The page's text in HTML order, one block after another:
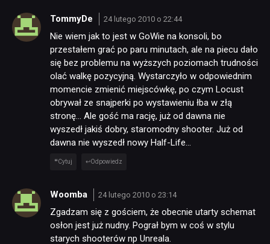
TommyDe 24 lutego 2010 o 22:44
Nie wiem jak to jest w GoWie na konsoli, bo
przestałem grać po paru minutach, ale na piecu dało
się bez problemu na wyższych poziomach trudności
olać walkę pozycyjną. Wystarczyło w odpowiednim
momencie zmienić miejscówkę, po czym Locust
obrywał ze snajperki po wystawieniu łba w złą
stronę… Ale gość ma rację, już od dawna nie
wyszedł jakiś dobry, staromodny shooter. Już od
dawna nie wyszedł nowy Half-Life…
Cytuj Odpowiedz
Woomba 24 lutego 2010 o 23:14
Zgadzam się z gościem, że obecnie utarty schemat
osłon jest już nudny. Pograł bym w coś w stylu
starych shooterów np Unreala.